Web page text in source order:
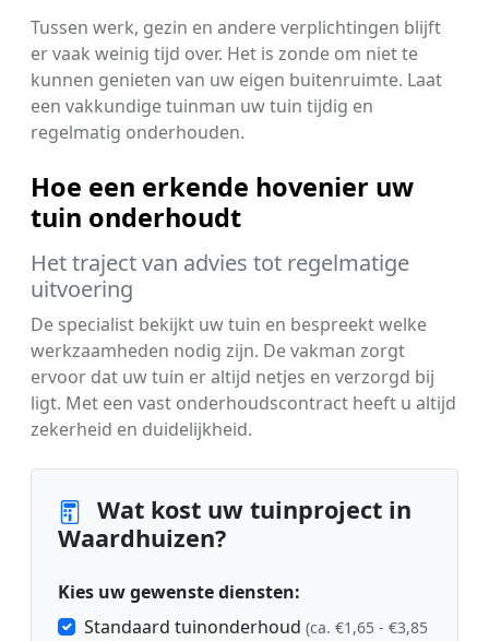
Tussen werk, gezin en andere verplichtingen blijft
er vaak weinig tijd over. Het is zonde om niet te
kunnen genieten van uw eigen buitenruimte. Laat
een vakkundige tuinman uw tuin tijdig en
regelmatig onderhouden.
Hoe een erkende hovenier uw
tuin onderhoudt
Het traject van advies tot regelmatige
uitvoering
De specialist bekijkt uw tuin en bespreekt welke
werkzaamheden nodig zijn. De vakman zorgt
ervoor dat uw tuin er altijd netjes en verzorgd bij
ligt. Met een vast onderhoudscontract heeft u altijd
zekerheid en duidelijkheid.
Wat kost uw tuinproject in
Waardhuizen?
Kies uw gewenste diensten:
Standaard tuinonderhoud (ca. €1,65 - €3,85